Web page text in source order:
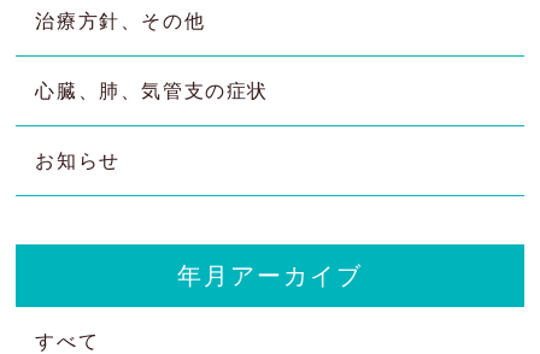
治療方針、その他
心臓、肺、気管支の症状
お知らせ
年月アーカイブ
すべて